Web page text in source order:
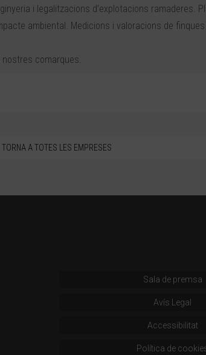
i legalitzacions d’explotacions ramaderes.
ambiental. Medicions i valoracions de
comarques.
TORNA A TOTES LES EMPRESES
Sala de premsa
Avís Legal
Accessibilitat
Política de